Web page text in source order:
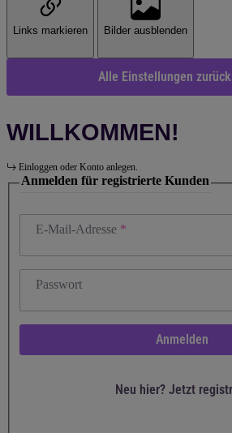
Links markieren Bilder ausblenden
Alle Einstellungen
WILLKOMMEN!
Einloggen oder Konto anlegen.
Anmelden für registrierte Kunden
E-Mail-Adresse
Passwort
Anmelden
Neu hier? Jetzt